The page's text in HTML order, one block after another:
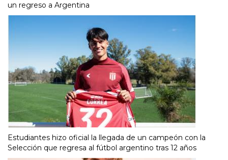
un regreso a Argentina
Estudiantes hizo oficial la llegada de un campeón con la
Selección que regresa al fútbol argentino tras 12 años